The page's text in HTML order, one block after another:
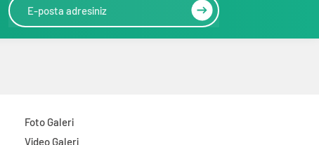
Foto Galeri
Video Galeri